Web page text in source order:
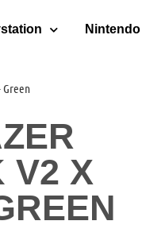
Nintendo
Green
V2 X